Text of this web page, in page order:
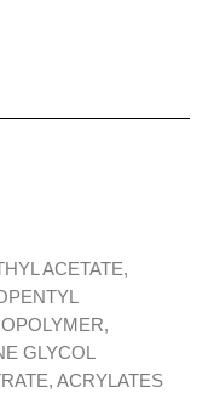
ACETATE,
GLYCOL
ACRYLATES